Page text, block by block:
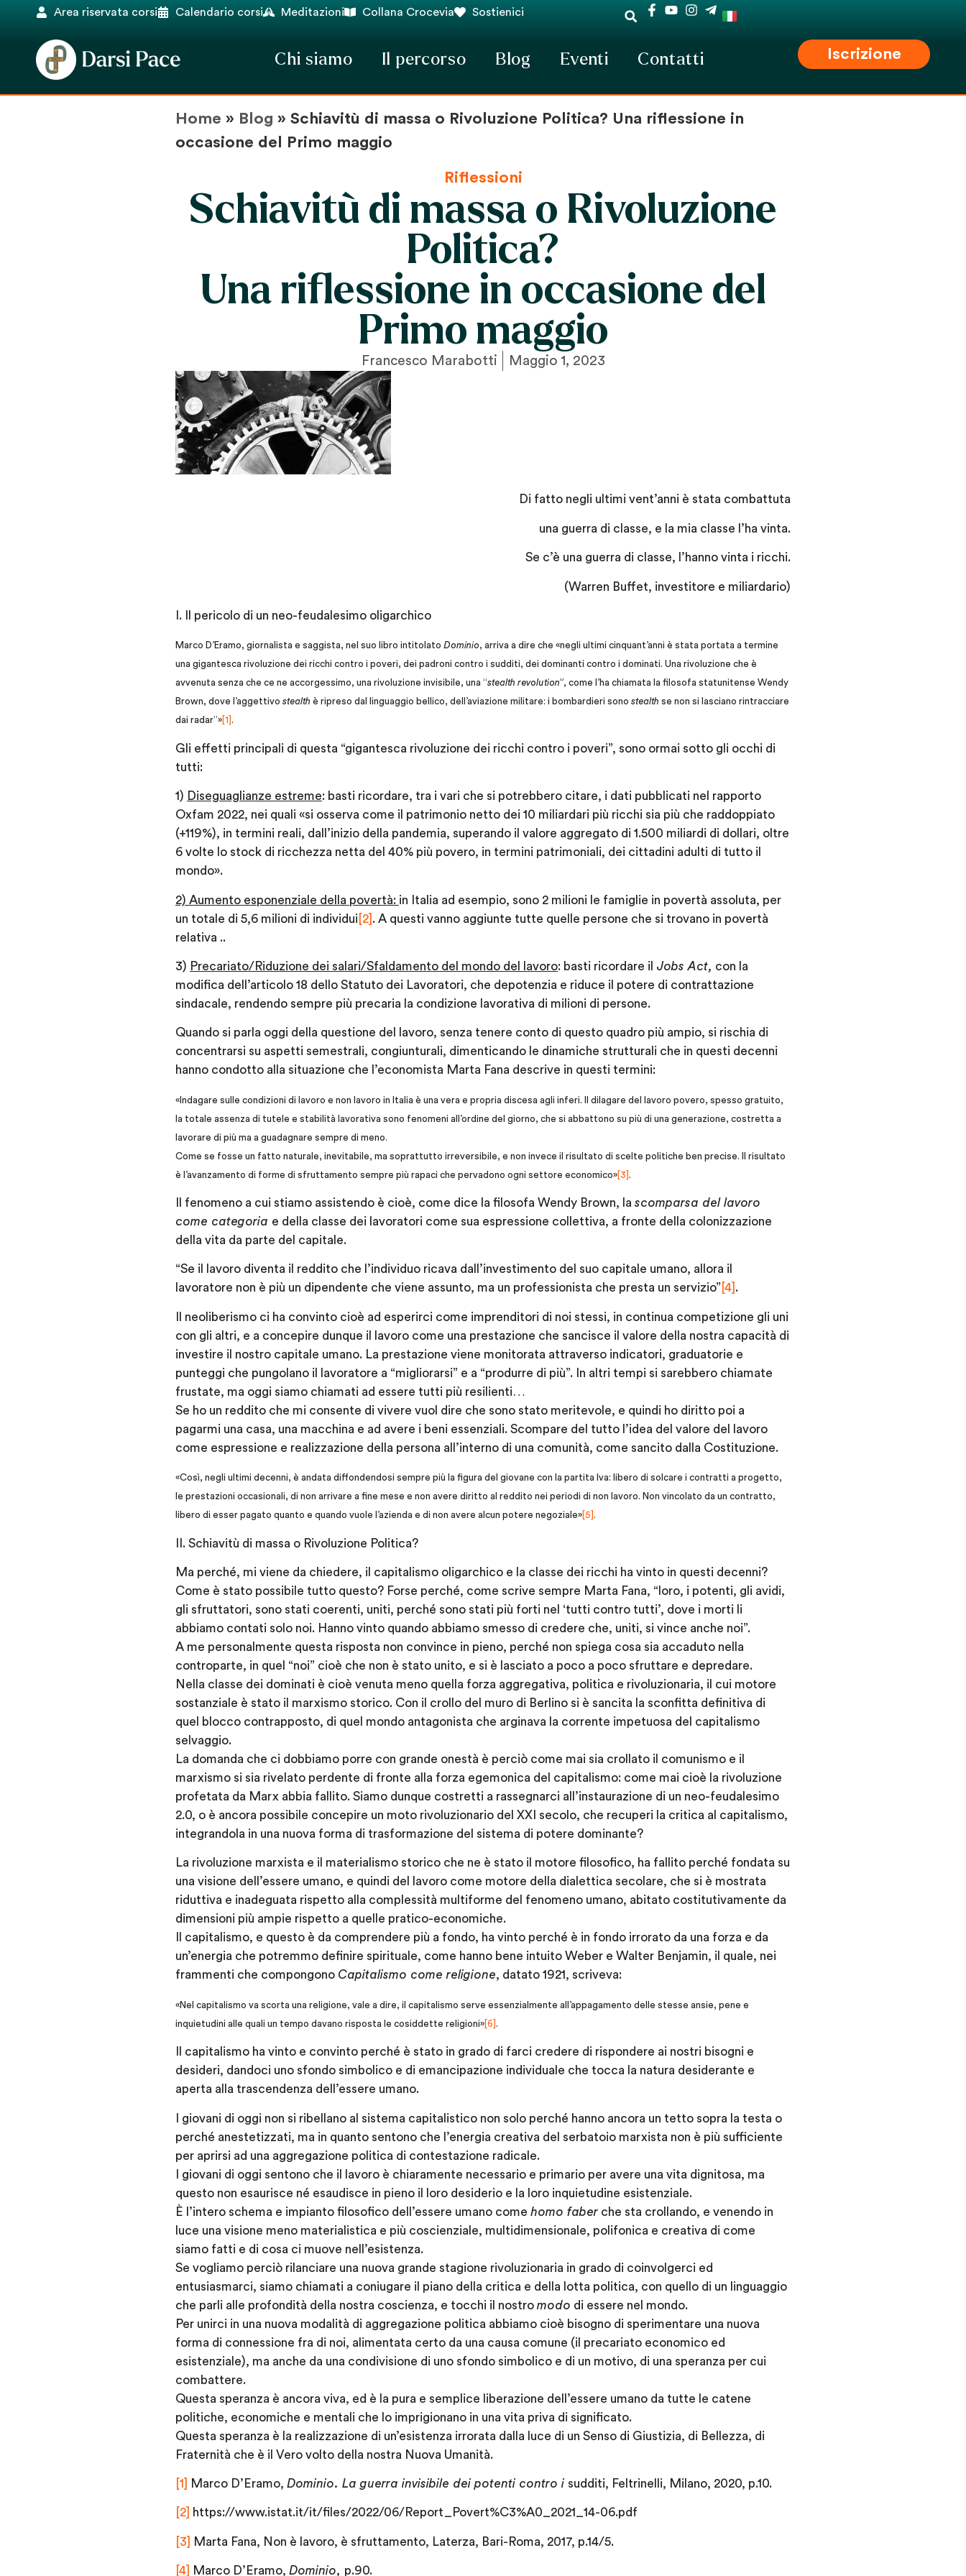
Area riservata corsi Calendario corsi Meditazioni Collana Crocevia Sostienici
Chi siamo Il percorso Blog Eventi Contatti Iscrizione
Home » Blog » Schiavitù di massa o Rivoluzione Politica? Una riflessione in
occasione del Primo maggio
Riflessioni
Schiavitù di massa o Rivoluzione
Politica?
Una riflessione in occasione del
Primo maggio
Francesco Marabotti Maggio 1, 2023
Di fatto negli ultimi vent’anni è stata combattuta
una guerra di classe, e la mia classe l’ha vinta.
Se c’è una guerra di classe, l’hanno vinta i ricchi.
(Warren Buffet, investitore e miliardario)
I. Il pericolo di un neo-feudalesimo oligarchico
Marco D’Eramo, giornalista e saggista, nel suo libro intitolato Dominio, arriva a dire che «negli ultimi cinquant’anni è stata portata a termine
una gigantesca rivoluzione dei ricchi contro i poveri, dei padroni contro i sudditi, dei dominanti contro i dominati. Una rivoluzione che è
avvenuta senza che ce ne accorgessimo, una rivoluzione invisibile, una “stealth revolution”, come l’ha chiamata la filosofa statunitense Wendy
Brown, dove l’aggettivo stealth è ripreso dal linguaggio bellico, dell’aviazione militare: i bombardieri sono stealth se non si lasciano rintracciare
dai radar”» [1] .
Gli effetti principali di questa “gigantesca rivoluzione dei ricchi contro i poveri”, sono ormai sotto gli occhi di
tutti:
1) Diseguaglianze estreme: basti ricordare, tra i vari che si potrebbero citare, i dati pubblicati nel rapporto
Oxfam 2022, nei quali «si osserva come il patrimonio netto dei 10 miliardari più ricchi sia più che raddoppiato
(+119%), in termini reali, dall’inizio della pandemia, superando il valore aggregato di 1.500 miliardi di dollari, oltre
6 volte lo stock di ricchezza netta del 40% più povero, in termini patrimoniali, dei cittadini adulti di tutto il
mondo».
2) Aumento esponenziale della povertà: in Italia ad esempio, sono 2 milioni le famiglie in povertà assoluta, per
un totale di 5,6 milioni di individui [2] . A questi vanno aggiunte tutte quelle persone che si trovano in povertà
relativa ..
3) Precariato/Riduzione dei salari/Sfaldamento del mondo del lavoro: basti ricordare il Jobs Act, con la
modifica dell’articolo 18 dello Statuto dei Lavoratori, che depotenzia e riduce il potere di contrattazione
sindacale, rendendo sempre più precaria la condizione lavorativa di milioni di persone.
Quando si parla oggi della questione del lavoro, senza tenere conto di questo quadro più ampio, si rischia di
concentrarsi su aspetti semestrali, congiunturali, dimenticando le dinamiche strutturali che in questi decenni
hanno condotto alla situazione che l’economista Marta Fana descrive in questi termini:
«Indagare sulle condizioni di lavoro e non lavoro in Italia è una vera e propria discesa agli inferi. Il dilagare del lavoro povero, spesso gratuito,
la totale assenza di tutele e stabilità lavorativa sono fenomeni all’ordine del giorno, che si abbattono su più di una generazione, costretta a
lavorare di più ma a guadagnare sempre di meno.
Come se fosse un fatto naturale, inevitabile, ma soprattutto irreversibile, e non invece il risultato di scelte politiche ben precise. Il risultato
è l’avanzamento di forme di sfruttamento sempre più rapaci che pervadono ogni settore economico»[3] .
Il fenomeno a cui stiamo assistendo è cioè, come dice la filosofa Wendy Brown, la scomparsa del lavoro
come categoria e della classe dei lavoratori come sua espressione collettiva, a fronte della colonizzazione
della vita da parte del capitale.
“Se il lavoro diventa il reddito che l’individuo ricava dall’investimento del suo capitale umano, allora il
lavoratore non è più un dipendente che viene assunto, ma un professionista che presta un servizio” [4] .
Il neoliberismo ci ha convinto cioè ad esperirci come imprenditori di noi stessi, in continua competizione gli uni
con gli altri, e a concepire dunque il lavoro come una prestazione che sancisce il valore della nostra capacità di
investire il nostro capitale umano. La prestazione viene monitorata attraverso indicatori, graduatorie e
punteggi che pungolano il lavoratore a “migliorarsi” e a “produrre di più”. In altri tempi si sarebbero chiamate
frustate, ma oggi siamo chiamati ad essere tutti più resilienti…
Se ho un reddito che mi consente di vivere vuol dire che sono stato meritevole, e quindi ho diritto poi a
pagarmi una casa, una macchina e ad avere i beni essenziali. Scompare del tutto l’idea del valore del lavoro
come espressione e realizzazione della persona all’interno di una comunità, come sancito dalla Costituzione.
«Così, negli ultimi decenni, è andata diffondendosi sempre più la figura del giovane con la partita Iva: libero di solcare i contratti a progetto,
le prestazioni occasionali, di non arrivare a fine mese e non avere diritto al reddito nei periodi di non lavoro. Non vincolato da un contratto,
libero di esser pagato quanto e quando vuole l’azienda e di non avere alcun potere negoziale» [5] .
II. Schiavitù di massa o Rivoluzione Politica?
Ma perché, mi viene da chiedere, il capitalismo oligarchico e la classe dei ricchi ha vinto in questi decenni?
Come è stato possibile tutto questo? Forse perché, come scrive sempre Marta Fana, “loro, i potenti, gli avidi,
gli sfruttatori, sono stati coerenti, uniti, perché sono stati più forti nel ‘tutti contro tutti’, dove i morti li
abbiamo contati solo noi. Hanno vinto quando abbiamo smesso di credere che, uniti, si vince anche noi”.
A me personalmente questa risposta non convince in pieno, perché non spiega cosa sia accaduto nella
controparte, in quel “noi” cioè che non è stato unito, e si è lasciato a poco a poco sfruttare e depredare.
Nella classe dei dominati è cioè venuta meno quella forza aggregativa, politica e rivoluzionaria, il cui motore
sostanziale è stato il marxismo storico. Con il crollo del muro di Berlino si è sancita la sconfitta definitiva di
quel blocco contrapposto, di quel mondo antagonista che arginava la corrente impetuosa del capitalismo
selvaggio.
La domanda che ci dobbiamo porre con grande onestà è perciò come mai sia crollato il comunismo e il
marxismo si sia rivelato perdente di fronte alla forza egemonica del capitalismo: come mai cioè la rivoluzione
profetata da Marx abbia fallito. Siamo dunque costretti a rassegnarci all’instaurazione di un neo-feudalesimo
2.0, o è ancora possibile concepire un moto rivoluzionario del XXI secolo, che recuperi la critica al capitalismo,
integrandola in una nuova forma di trasformazione del sistema di potere dominante?
La rivoluzione marxista e il materialismo storico che ne è stato il motore filosofico, ha fallito perché fondata su
una visione dell’essere umano, e quindi del lavoro come motore della dialettica secolare, che si è mostrata
riduttiva e inadeguata rispetto alla complessità multiforme del fenomeno umano, abitato costitutivamente da
dimensioni più ampie rispetto a quelle pratico-economiche.
Il capitalismo, e questo è da comprendere più a fondo, ha vinto perché è in fondo irrorato da una forza e da
un’energia che potremmo definire spirituale, come hanno bene intuito Weber e Walter Benjamin, il quale, nei
frammenti che compongono Capitalismo come religione, datato 1921, scriveva:
«Nel capitalismo va scorta una religione, vale a dire, il capitalismo serve essenzialmente all’appagamento delle stesse ansie, pene e
inquietudini alle quali un tempo davano risposta le cosiddette religioni»[6] .
Il capitalismo ha vinto e convinto perché è stato in grado di farci credere di rispondere ai nostri bisogni e
desideri, dandoci uno sfondo simbolico e di emancipazione individuale che tocca la natura desiderante e
aperta alla trascendenza dell’essere umano.
I giovani di oggi non si ribellano al sistema capitalistico non solo perché hanno ancora un tetto sopra la testa o
perché anestetizzati, ma in quanto sentono che l’energia creativa del serbatoio marxista non è più sufficiente
per aprirsi ad una aggregazione politica di contestazione radicale.
I giovani di oggi sentono che il lavoro è chiaramente necessario e primario per avere una vita dignitosa, ma
questo non esaurisce né esaudisce in pieno il loro desiderio e la loro inquietudine esistenziale.
È l’intero schema e impianto filosofico dell’essere umano come homo faber che sta crollando, e venendo in
luce una visione meno materialistica e più coscienziale, multidimensionale, polifonica e creativa di come
siamo fatti e di cosa ci muove nell’esistenza.
Se vogliamo perciò rilanciare una nuova grande stagione rivoluzionaria in grado di coinvolgerci ed
entusiasmarci, siamo chiamati a coniugare il piano della critica e della lotta politica, con quello di un linguaggio
che parli alle profondità della nostra coscienza, e tocchi il nostro modo di essere nel mondo.
Per unirci in una nuova modalità di aggregazione politica abbiamo cioè bisogno di sperimentare una nuova
forma di connessione fra di noi, alimentata certo da una causa comune (il precariato economico ed
esistenziale), ma anche da una condivisione di uno sfondo simbolico e di un motivo, di una speranza per cui
combattere.
Questa speranza è ancora viva, ed è la pura e semplice liberazione dell’essere umano da tutte le catene
politiche, economiche e mentali che lo imprigionano in una vita priva di significato.
Questa speranza è la realizzazione di un’esistenza irrorata dalla luce di un Senso di Giustizia, di Bellezza, di
Fraternità che è il Vero volto della nostra Nuova Umanità.
[1] Marco D’Eramo, Dominio. La guerra invisibile dei potenti contro i sudditi, Feltrinelli, Milano, 2020, p.10.
[2] https://www.istat.it/it/files/2022/06/Report_Povert%C3%A0_2021_14-06.pdf
[3] Marta Fana, Non è lavoro, è sfruttamento, Laterza, Bari-Roma, 2017, p.14/5.
[4] Marco D’Eramo, Dominio, p.90.